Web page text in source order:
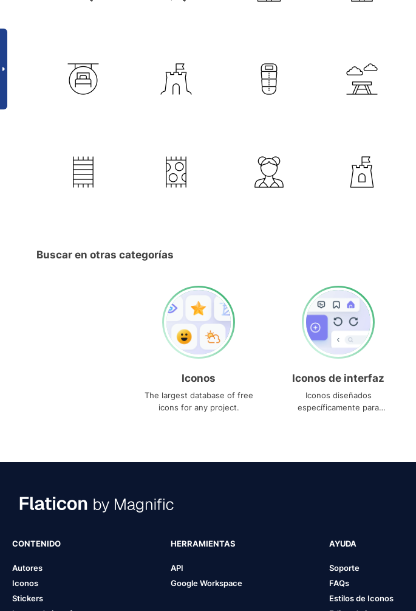
Buscar en otras categorías
Iconos
The largest database of free
icons for any project.
Iconos de interfaz
Iconos diseñados
específicamente para
CONTENIDO
Autores
Iconos
Stickers
HERRAMIENTAS
API
Google Workspace
AYUDA
Soporte
FAQs
Estilos de Iconos